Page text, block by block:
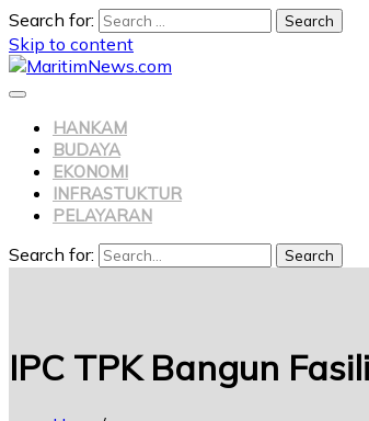
Search for:
Skip to content
HANKAM
BUDAYA
EKONOMI
INFRASTUKTUR
PELAYARAN
Search for: Search
IPC TPK Bangun